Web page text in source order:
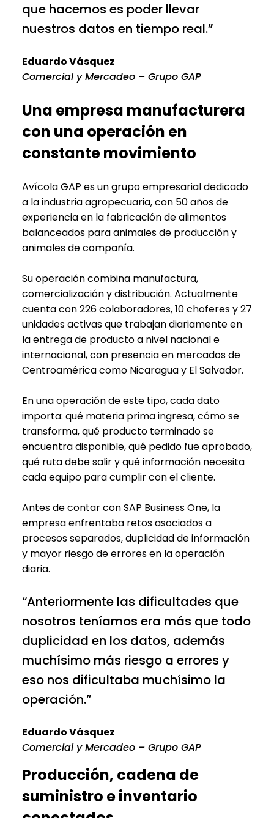
que hacemos es poder llevar
nuestros datos en tiempo real.”
Eduardo Vásquez
Comercial y Mercadeo – Grupo GAP
Una empresa manufacturera
con una operación en
constante movimiento
Avícola GAP es un grupo empresarial dedicado
a la industria agropecuaria, con 50 años de
experiencia en la fabricación de alimentos
balanceados para animales de producción y
animales de compañía.
Su operación combina manufactura,
comercialización y distribución. Actualmente
cuenta con 226 colaboradores, 10 choferes y 27
unidades activas que trabajan diariamente en
la entrega de producto a nivel nacional e
internacional, con presencia en mercados de
Centroamérica como Nicaragua y El Salvador.
En una operación de este tipo, cada dato
importa: qué materia prima ingresa, cómo se
transforma, qué producto terminado se
encuentra disponible, qué pedido fue aprobado,
qué ruta debe salir y qué información necesita
cada equipo para cumplir con el cliente.
Antes de contar conSAP Business One, la
empresa enfrentaba retos asociados a
procesos separados, duplicidad de información
y mayor riesgo de errores en la operación
diaria.
“Anteriormente las dificultades que
nosotros teníamos era más que todo
duplicidad en los datos, además
muchísimo más riesgo a errores y
eso nos dificultaba muchísimo la
operación.”
Eduardo Vásquez
Comercial y Mercadeo – Grupo GAP
Producción, cadena de
suministro e inventario